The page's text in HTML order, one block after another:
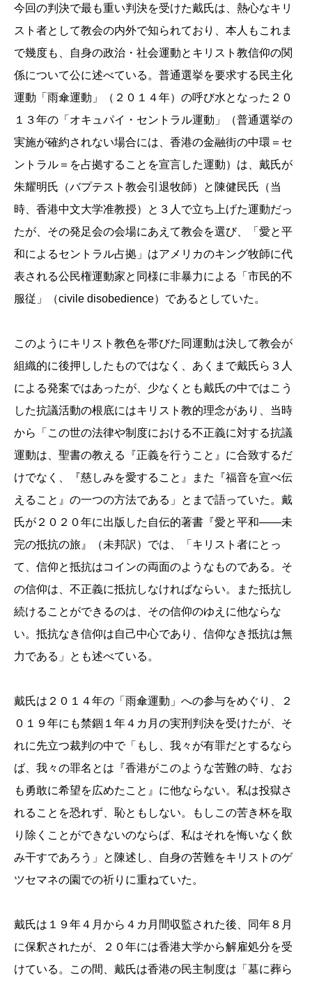
今回の判決で最も重い判決を受けた戴氏は、熱心なキリ
スト者として教会の内外で知られており、本人もこれま
で幾度も、自身の政治・社会運動とキリスト教信仰の関
係について公に述べている。普通選挙を要求する民主化
運動「雨傘運動」（２０１４年）の呼び水となった２０
１３年の「オキュパイ・セントラル運動」（普通選挙の
実施が確約されない場合には、香港の金融街の中環＝セ
ントラル＝を占拠することを宣言した運動）は、戴氏が
朱耀明氏（バプテスト教会引退牧師）と陳健民氏（当
時、香港中文大学准教授）と３人で立ち上げた運動だっ
たが、その発足会の会場にあえて教会を選び、「愛と平
和によるセントラル占拠」はアメリカのキング牧師に代
表される公民権運動家と同様に非暴力による「市民的不
服従」（civile disobedience）であるとしていた。
このようにキリスト教色を帯びた同運動は決して教会が
組織的に後押ししたものではなく、あくまで戴氏ら３人
による発案ではあったが、少なくとも戴氏の中ではこう
した抗議活動の根底にはキリスト教的理念があり、当時
から「この世の法律や制度における不正義に対する抗議
運動は、聖書の教える『正義を行うこと』に合致するだ
けでなく、『慈しみを愛すること』また『福音を宣べ伝
えること』の一つの方法である」とまで語っていた。戴
氏が２０２０年に出版した自伝的著書『愛と平和――未
完の抵抗の旅』（未邦訳）では、「キリスト者にとっ
て、信仰と抵抗はコインの両面のようなものである。そ
の信仰は、不正義に抵抗しなければならい。また抵抗し
続けることができるのは、その信仰のゆえに他ならな
い。抵抗なき信仰は自己中心であり、信仰なき抵抗は無
力である」とも述べている。
戴氏は２０１４年の「雨傘運動」への参与をめぐり、２
０１９年にも禁錮１年４カ月の実刑判決を受けたが、そ
れに先立つ裁判の中で「もし、我々が有罪だとするなら
ば、我々の罪名とは『香港がこのような苦難の時、なお
も勇敢に希望を広めたこと』に他ならない。私は投獄さ
れることを恐れず、恥ともしない。もしこの苦き杯を取
り除くことができないのならば、私はそれを悔いなく飲
み干すであろう」と陳述し、自身の苦難をキリストのゲ
ツセマネの園での祈りに重ねていた。
戴氏は１９年４月から４カ月間収監された後、同年８月
に保釈されたが、２０年には香港大学から解雇処分を受
けている。この間、戴氏は香港の民主制度は「墓に葬ら